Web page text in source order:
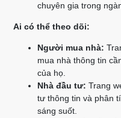
chuyên gia trong
Ai có thể theo dõi:
Người mua nhà:
mua nhà thông tin
của họ.
Nhà đầu tư: Trang
tư thông tin và phân
sáng suốt.